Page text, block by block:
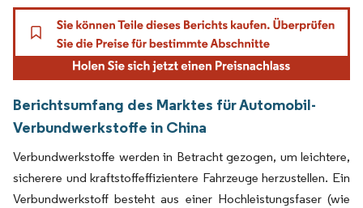
Berichtsumfang des Marktes für Automobil-
Verbundwerkstoffe in China
Verbundwerkstoffe werden in Betracht gezogen, um leichtere,
sicherere und kraftstoffeffizientere Fahrzeuge herzustellen. Ein
Verbundwerkstoff besteht aus einer Hochleistungsfaser (wie